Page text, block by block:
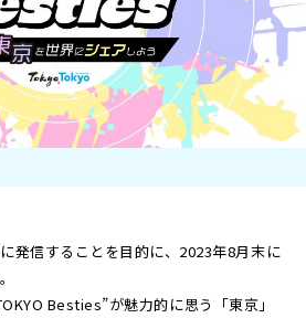
発信することを目的に、2023年8月末に
Besties”が魅力的に思う「東京」